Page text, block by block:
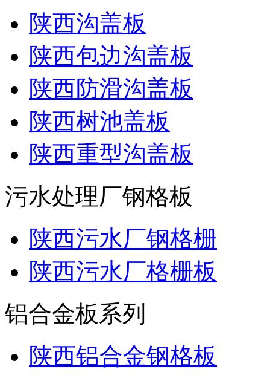
陕西沟盖板
陕西包边沟盖板
陕西防滑沟盖板
陕西树池盖板
陕西重型沟盖板
污水处理厂钢格板
陕西污水厂钢格栅
陕西污水厂格栅板
铝合金板系列
陕西铝合金钢格板